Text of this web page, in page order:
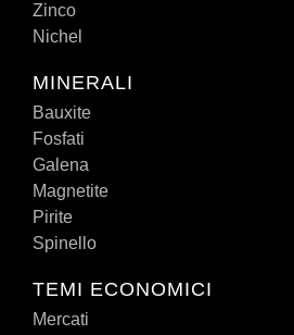
Zinco
Nichel
MINERALI
Bauxite
Fosfati
Galena
Magnetite
Pirite
Spinello
TEMI ECONOMICI
Mercati